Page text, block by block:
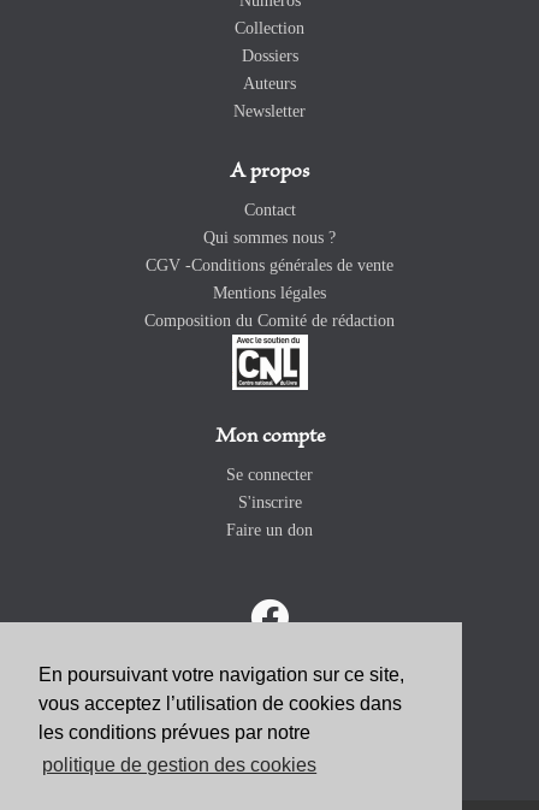
En poursuivant votre navigation sur ce site,
vous acceptez l’utilisation de cookies dans
les conditions prévues par notre
politique de gestion des cookies
Collection
Dossiers
Auteurs
Newsletter
A propos
Contact
Qui sommes nous ?
CGV -Conditions générales de vente
Mentions légales
Composition du Comité de rédaction
Mon compte
Se connecter
S'inscrire
Faire un don
ABONNEZ-VOUS